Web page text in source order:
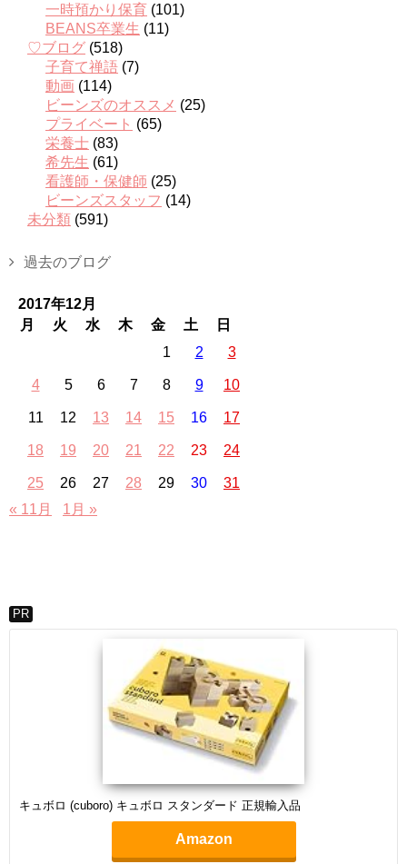
一時預かり保育 (101)
BEANS卒業生 (11)
♡ブログ (518)
子育て禅語 (7)
動画 (114)
ビーンズのオススメ (25)
プライベート (65)
栄養士 (83)
希先生 (61)
看護師・保健師 (25)
ビーンズスタッフ (14)
未分類 (591)
過去のブログ
2017年12月
月
火 水 木 金 土
日
1
2 3
4 5 6 7 8 9 10
11 12 13 14 15 16 17
18 19 20 21 22 23 24
25 26 27 28 29 30
31
« 11月
1月 »
PR
キュボロ (cuboro) キュボロ スタンダード 正規輸入品
Amazon